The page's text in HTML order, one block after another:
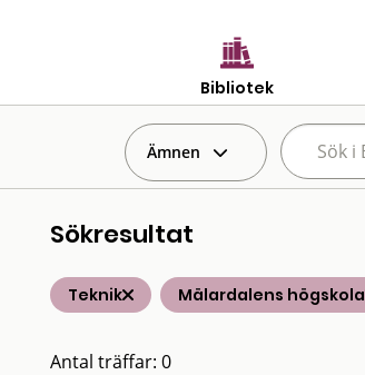
Bibliotek
Ämnen
Sökresultat
Teknik Mälardalens högskola
Antal träffar: 0